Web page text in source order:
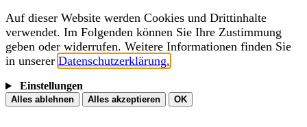
Auf dieser Website werden Cookies und Drittinhalte
verwendet. Im Folgenden können Sie Ihre Zustimmung
geben oder widerrufen. Weitere Informationen finden Sie
in unserer Datenschutzerklärung.
Einstellungen
Alles ablehnen Alles akzeptieren OK